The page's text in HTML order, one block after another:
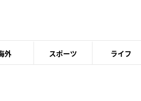
外 スポーツ ライフ